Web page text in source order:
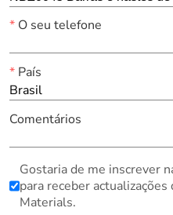
*O seu telefone
*País
Brasil
Comentários
Gostaria de me inscrever
para receber
Materials.